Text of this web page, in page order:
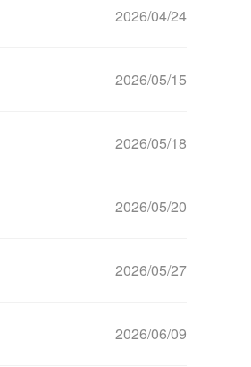
2026/04/24
2026/05/15
2026/05/18
2026/05/20
2026/05/27
2026/06/09